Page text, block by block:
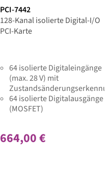
PCI-7442
128-Kanal isolierte Digital-I/O
PCI-Karte
64 isolierte Digitaleingänge
(max. 28 V) mit
64 isolierte Digitalausgänge
(MOSFET)
664,00 €